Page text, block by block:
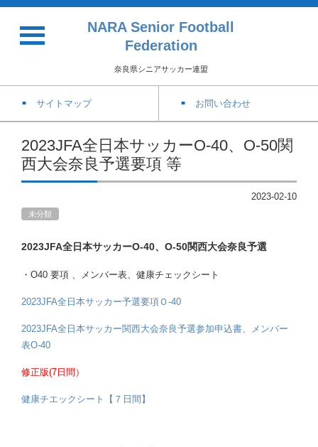
NARA Senior Football
Federation
奈良県シニアサッカー連盟
サイトマップ お問い合わせ
2023JFA全日本サッカーO-40、O-50関
西大会奈良予選要項 等
2023-02-10
未分類
2023JFA全日本サッカーO-40、O-50関西大会奈良予選
・O40 要項 、メンバー表、健康チェックシート
2023JFA全日本サッカー予選要項Ｏ-40
2023JFA全日本サッカー関西大会奈良予選参加申込書、メンバー
表O-40
修正版(7日間）
健康チエックシート【７日間】